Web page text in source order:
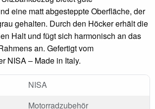
eine matt abgesteppte Oberfläche, der
gehalten. Durch den Höcker erhält die
Halt und fügt sich harmonisch an das
an. Gefertigt vom
NISA – Made in Italy.
NISA
Motorradzubehör